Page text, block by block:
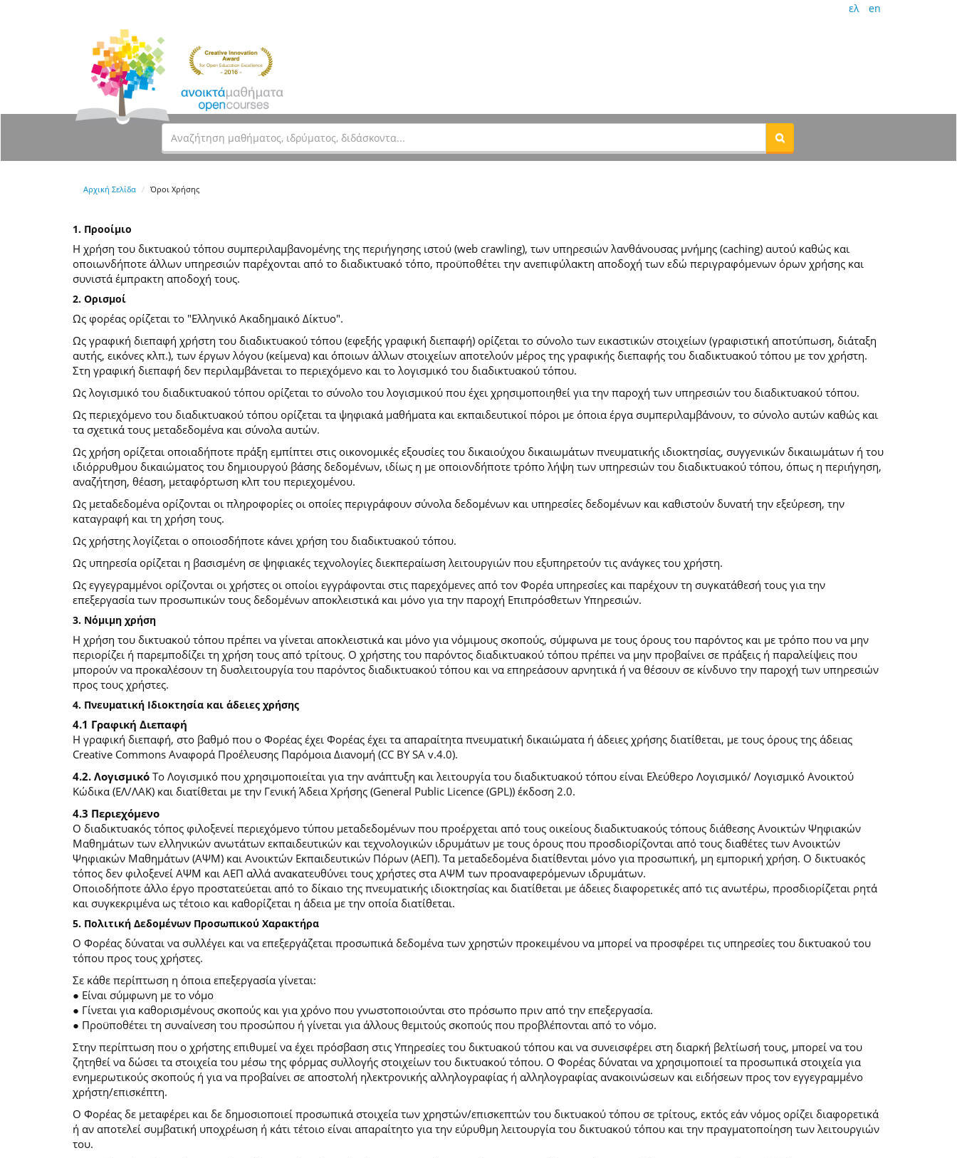
ελ en
Αρχική Σελίδα Όροι Χρήσης
1. Προοίμιο
Η χρήση του δικτυακού τόπου συμπεριλαμβανομένης της περιήγησης ιστού (web crawling), των υπηρεσιών λανθάνουσας μνήμης (caching) αυτού καθώς και
οποιωνδήποτε άλλων υπηρεσιών παρέχονται από το διαδικτυακό τόπο, προϋποθέτει την ανεπιφύλακτη αποδοχή των εδώ περιγραφόμενων όρων χρήσης και
συνιστά έμπρακτη αποδοχή τους.
2. Ορισμοί
Ως φορέας ορίζεται το "Ελληνικό Ακαδημαικό Δίκτυο".
Ως γραφική διεπαφή χρήστη του διαδικτυακού τόπου (εφεξής γραφική διεπαφή) ορίζεται το σύνολο των εικαστικών στοιχείων (γραφιστική αποτύπωση, διάταξη
αυτής, εικόνες κλπ.), των έργων λόγου (κείμενα) και όποιων άλλων στοιχείων αποτελούν μέρος της γραφικής διεπαφής του διαδικτυακού τόπου με τον χρήστη.
Στη γραφική διεπαφή δεν περιλαμβάνεται το περιεχόμενο και το λογισμικό του διαδικτυακού τόπου.
Ως λογισμικό του διαδικτυακού τόπου ορίζεται το σύνολο του λογισμικού που έχει χρησιμοποιηθεί για την παροχή των υπηρεσιών του διαδικτυακού τόπου.
Ως περιεχόμενο του διαδικτυακού τόπου ορίζεται τα ψηφιακά μαθήματα και εκπαιδευτικοί πόροι με όποια έργα συμπεριλαμβάνουν, το σύνολο αυτών καθώς και
τα σχετικά τους μεταδεδομένα και σύνολα αυτών.
Ως χρήση ορίζεται οποιαδήποτε πράξη εμπίπτει στις οικονομικές εξουσίες του δικαιούχου δικαιωμάτων πνευματικής ιδιοκτησίας, συγγενικών δικαιωμάτων ή του
ιδιόρρυθμου δικαιώματος του δημιουργού βάσης δεδομένων, ιδίως η με οποιονδήποτε τρόπο λήψη των υπηρεσιών του διαδικτυακού τόπου, όπως η περιήγηση,
αναζήτηση, θέαση, μεταφόρτωση κλπ του περιεχομένου.
Ως μεταδεδομένα ορίζονται οι πληροφορίες οι οποίες περιγράφουν σύνολα δεδομένων και υπηρεσίες δεδομένων και καθιστούν δυνατή την εξεύρεση, την
καταγραφή και τη χρήση τους.
Ως χρήστης λογίζεται ο οποιοσδήποτε κάνει χρήση του διαδικτυακού τόπου.
Ως υπηρεσία ορίζεται η βασισμένη σε ψηφιακές τεχνολογίες διεκπεραίωση λειτουργιών που εξυπηρετούν τις ανάγκες του χρήστη.
Ως εγγεγραμμένοι ορίζονται οι χρήστες οι οποίοι εγγράφονται στις παρεχόμενες από τον Φορέα υπηρεσίες και παρέχουν τη συγκατάθεσή τους για την
επεξεργασία των προσωπικών τους δεδομένων αποκλειστικά και μόνο για την παροχή Επιπρόσθετων Υπηρεσιών.
3. Νόμιμη χρήση
Η χρήση του δικτυακού τόπου πρέπει να γίνεται αποκλειστικά και μόνο για νόμιμους σκοπούς, σύμφωνα με τους όρους του παρόντος και με τρόπο που να μην
περιορίζει ή παρεμποδίζει τη χρήση τους από τρίτους. Ο χρήστης του παρόντος διαδικτυακού τόπου πρέπει να μην προβαίνει σε πράξεις ή παραλείψεις που
μπορούν να προκαλέσουν τη δυσλειτουργία του παρόντος διαδικτυακού τόπου και να επηρεάσουν αρνητικά ή να θέσουν σε κίνδυνο την παροχή των υπηρεσιών
προς τους χρήστες.
4. Πνευματική Ιδιοκτησία και άδειες χρήσης
4.1 Γραφική Διεπαφή
Η γραφική διεπαφή, στο βαθμό που ο Φορέας έχει Φορέας έχει τα απαραίτητα πνευματική δικαιώματα ή άδειες χρήσης διατίθεται, με τους όρους της άδειας
Creative Commons Αναφορά Προέλευσης Παρόμοια Διανομή (CC BY SA v.4.0).
4.2. ΛογισμικόΤο Λογισμικό που χρησιμοποιείται για την ανάπτυξη και λειτουργία του διαδικτυακού τόπου είναι Ελεύθερο Λογισμικό/ Λογισμικό Ανοικτού
Κώδικα (ΕΛ/ΛΑΚ) και διατίθεται με την Γενική Άδεια Χρήσης (General Public Licence (GPL)) έκδοση 2.0.
4.3 Περιεχόμενο
O διαδικτυακός τόπος φιλοξενεί περιεχόμενο τύπου μεταδεδομένων που προέρχεται από τους οικείους διαδικτυακούς τόπους διάθεσης Ανοικτών Ψηφιακών
Μαθημάτων των ελληνικών ανωτάτων εκπαιδευτικών και τεχνολογικών ιδρυμάτων με τους όρους που προσδιορίζονται από τους διαθέτες των Ανοικτών
Ψηφιακών Μαθημάτων (ΑΨΜ) και Ανοικτών Εκπαιδευτικών Πόρων (ΑΕΠ). Τα μεταδεδομένα διατίθενται μόνο για προσωπική, μη εμπορική χρήση. Ο δικτυακός
τόπος δεν φιλοξενεί ΑΨΜ και ΑΕΠ αλλά ανακατευθύνει τους χρήστες στα ΑΨΜ των προαναφερόμενων ιδρυμάτων.
Οποιοδήποτε άλλο έργο προστατεύεται από το δίκαιο της πνευματικής ιδιοκτησίας και διατίθεται με άδειες διαφορετικές από τις ανωτέρω, προσδιορίζεται ρητά
και συγκεκριμένα ως τέτοιο και καθορίζεται η άδεια με την οποία διατίθεται.
5. Πολιτική Δεδομένων Προσωπικού Χαρακτήρα
Ο Φορέας δύναται να συλλέγει και να επεξεργάζεται προσωπικά δεδομένα των χρηστών προκειμένου να μπορεί να προσφέρει τις υπηρεσίες του δικτυακού του
τόπου προς τους χρήστες.
Σε κάθε περίπτωση η όποια επεξεργασία γίνεται:
● Είναι σύμφωνη με το νόμο
● Γίνεται για καθορισμένους σκοπούς και για χρόνο που γνωστοποιούνται στο πρόσωπο πριν από την επεξεργασία.
● Προϋποθέτει τη συναίνεση του προσώπου ή γίνεται για άλλους θεμιτούς σκοπούς που προβλέπονται από το νόμο.
Στην περίπτωση που ο χρήστης επιθυμεί να έχει πρόσβαση στις Υπηρεσίες του δικτυακού τόπου και να συνεισφέρει στη διαρκή βελτίωσή τους, μπορεί να του
ζητηθεί να δώσει τα στοιχεία του μέσω της φόρμας συλλογής στοιχείων του δικτυακού τόπου. Ο Φορέας δύναται να χρησιμοποιεί τα προσωπικά στοιχεία για
ενημερωτικούς σκοπούς ή για να προβαίνει σε αποστολή ηλεκτρονικής αλληλογραφίας ή αλληλογραφίας ανακοινώσεων και ειδήσεων προς τον εγγεγραμμένο
χρήστη/επισκέπτη.
Ο Φορέας δε μεταφέρει και δε δημοσιοποιεί προσωπικά στοιχεία των χρηστών/επισκεπτών του δικτυακού τόπου σε τρίτους, εκτός εάν νόμος ορίζει διαφορετικά
ή αν αποτελεί συμβατική υποχρέωση ή κάτι τέτοιο είναι απαραίτητο για την εύρυθμη λειτουργία του δικτυακού τόπου και την πραγματοποίηση των λειτουργιών
του.